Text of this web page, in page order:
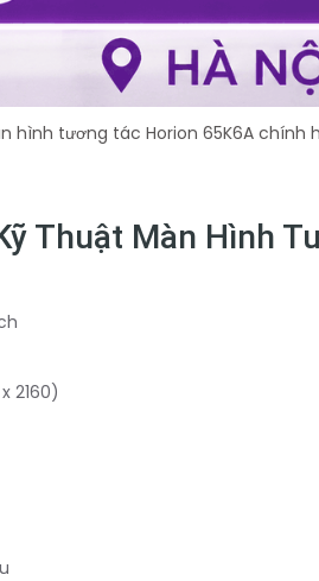
hình tương tác Horion 65K6A chính
Thuật Màn Hình
2160)